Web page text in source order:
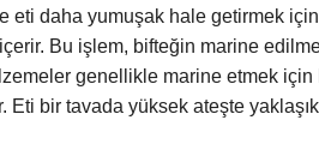
eti daha yumuşak hale getirmek
içerir. Bu işlem, bifteğin marine
genellikle marine etmek için
Eti bir tavada yüksek ateşte